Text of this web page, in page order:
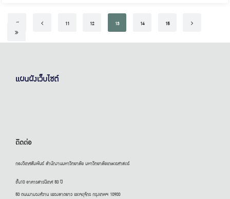
First Previous 11 12 13 14 15
Next
Last
แผนผังเว็บไซต์
ติดต่อ
กองวิเทศสัมพันธ์ สำนักงานมหาวิทยาลัย มหาวิทยาลัยเกษตรศาสตร์
ชั้น10 อาคารสารนิเทศ 50 ปี
50 ถนนงามวงศ์วาน แขวงลาดยาว เขตจตุจักร กรุงเทพฯ 10900